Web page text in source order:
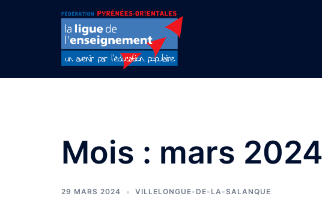
Mois : mars 2024
29 MARS 2024 VILLELONGUE-DE-LA-SALANQUE